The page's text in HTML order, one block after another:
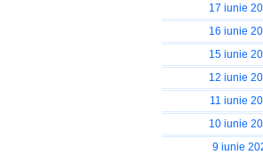
17 iunie
16 iunie
15 iunie
12 iunie
11 iunie
10 iunie
9 iunie